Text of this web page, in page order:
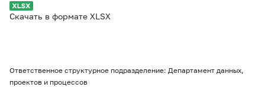
Скачать в формате XLSX
Ответственное структурное подразделение: Департамент данных,
проектов и процессов